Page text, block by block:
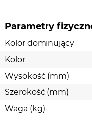
Parametry
Kolor dominujący
Kolor
Wysokość (mm)
Szerokość (mm)
Waga (kg)